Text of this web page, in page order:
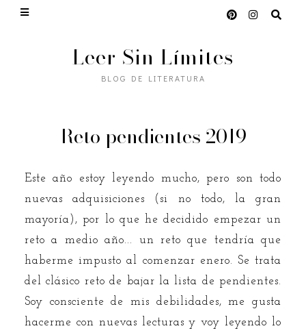
Leer Sin Límites
BLOG DE LITERATURA
Reto pendientes 2019
Este año estoy leyendo mucho, pero son todo
nuevas adquisiciones (si no todo, la gran
mayoría), por lo que he decidido empezar un
reto a medio año... un reto que tendría que
haberme impusto al comenzar enero. Se trata
del clásico reto de bajar la lista de pendientes.
Soy consciente de mis debilidades, me gusta
hacerme con nuevas lecturas y voy leyendo lo